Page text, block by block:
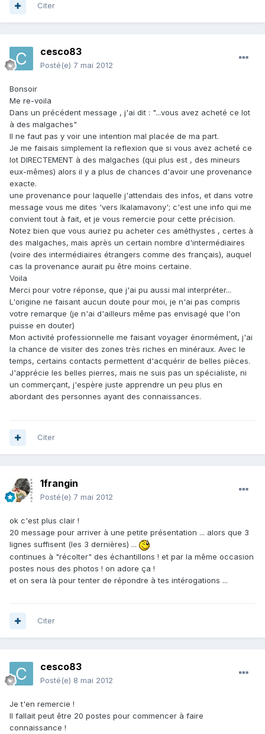
Citer
cesco83
Posté(e) 7 mai 2012
Bonsoir
Me re-voila
Dans un précédent message , j'ai dit : "...vous avez acheté ce lot
à des malgaches"
Il ne faut pas y voir une intention mal placée de ma part.
Je me faisais simplement la reflexion que si vous avez acheté ce
lot DIRECTEMENT à des malgaches (qui plus est , des mineurs
eux-mêmes) alors il y a plus de chances d'avoir une provenance
exacte.
une provenance pour laquelle j'attendais des infos, et dans votre
message vous me dites 'vers Ikalamavony'; c'est une info qui me
convient tout à fait, et je vous remercie pour cette précision.
Notez bien que vous auriez pu acheter ces améthystes , certes à
des malgaches, mais après un certain nombre d'intermédiaires
(voire des intermédiaires étrangers comme des français), auquel
cas la provenance aurait pu être moins certaine.
Voila
Merci pour votre réponse, que j'ai pu aussi mal interpréter...
L'origine ne faisant aucun doute pour moi, je n'ai pas compris
votre remarque (je n'ai d'ailleurs même pas envisagé que l'on
puisse en douter)
Mon activité professionnelle me faisant voyager énormément, j'ai
la chance de visiter des zones très riches en minéraux. Avec le
temps, certains contacts permettent d'acquérir de belles pièces.
J'apprécie les belles pierres, mais ne suis pas un spécialiste, ni
un commerçant, j'espère juste apprendre un peu plus en
abordant des personnes ayant des connaissances.
Citer
1frangin
Posté(e) 7 mai 2012
ok c'est plus clair !
20 message pour arriver à une petite présentation ... alors que 3
lignes suffisent (les 3 dernières) ...
continues à "récolter" des échantillons ! et par la même occasion
postes nous des photos ! on adore ça !
et on sera là pour tenter de répondre à tes intérogations ...
Citer
cesco83
Posté(e) 8 mai 2012
Je t'en remercie !
Il fallait peut être 20 postes pour commencer à faire
connaissance !